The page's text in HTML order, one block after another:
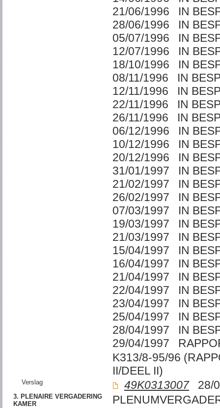
21/06/1996 IN
28/06/1996 IN
05/07/1996 IN
12/07/1996 IN
18/10/1996 IN
08/11/1996 IN
12/11/1996 IN
22/11/1996 IN
26/11/1996 IN
06/12/1996 IN
10/12/1996 IN
20/12/1996 IN
31/01/1997 IN
21/02/1997 IN
26/02/1997 IN
07/03/1997 IN
19/03/1997 IN
21/03/1997 IN
15/04/1997 IN
16/04/1997 IN
21/04/1997 IN
22/04/1997 IN
23/04/1997 IN
25/04/1997 IN
28/04/1997 IN
29/04/1997
K313/8-95/96
II/DEEL II)
Verslag 49K031300728/
3. PLENAIRE VERGADERING
KAMER